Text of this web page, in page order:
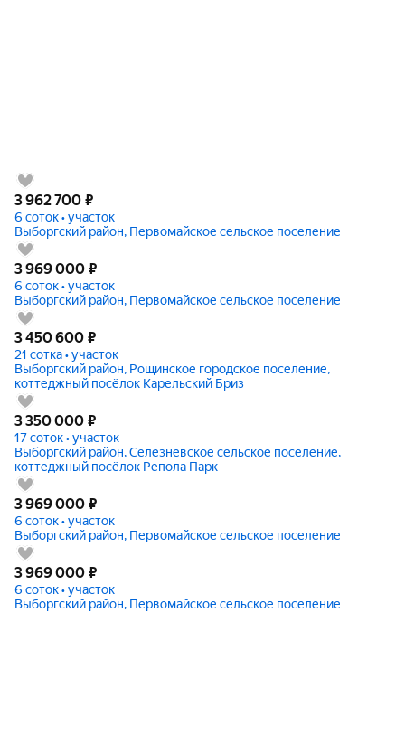
3 962 700 ₽
6 соток • участок
Выборгский район, Первомайское сельское поселение
3 969 000 ₽
6 соток • участок
Выборгский район, Первомайское сельское поселение
3 450 600 ₽
21 сотка • участок
Выборгский район, Рощинское городское поселение,
коттеджный посёлок Карельский Бриз
3 350 000 ₽
17 соток • участок
Выборгский район, Селезнёвское сельское поселение,
коттеджный посёлок Репола Парк
3 969 000 ₽
6 соток • участок
Выборгский район, Первомайское сельское поселение
3 969 000 ₽
6 соток • участок
Выборгский район, Первомайское сельское поселение